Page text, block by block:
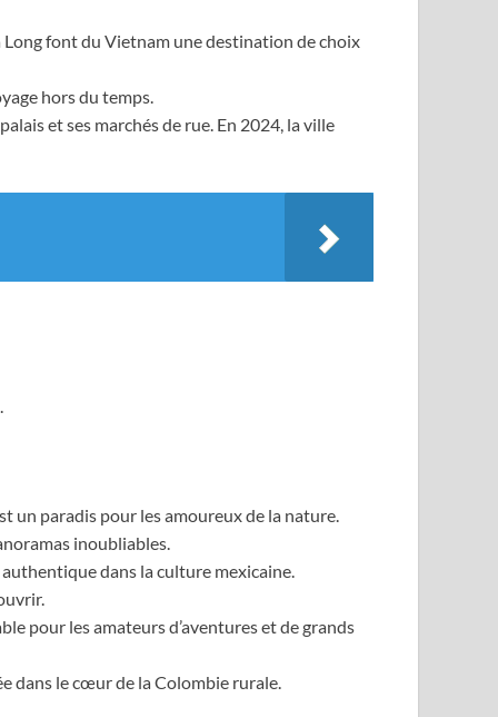
Long font du Vietnam une destination de choix
hors du temps.
et ses marchés de rue. En 2024, la ville
un paradis pour les amoureux de la nature.
inoubliables.
dans la culture mexicaine.
pour les amateurs d’aventures et de grands
dans le cœur de la Colombie rurale.